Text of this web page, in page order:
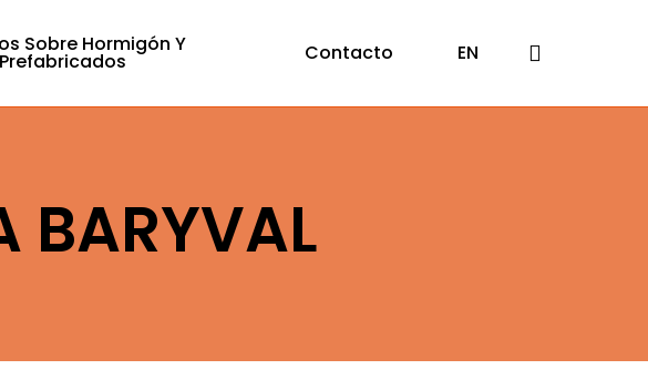
Sobre Hormigón Y
Prefabricados Contacto EN
BARYVAL